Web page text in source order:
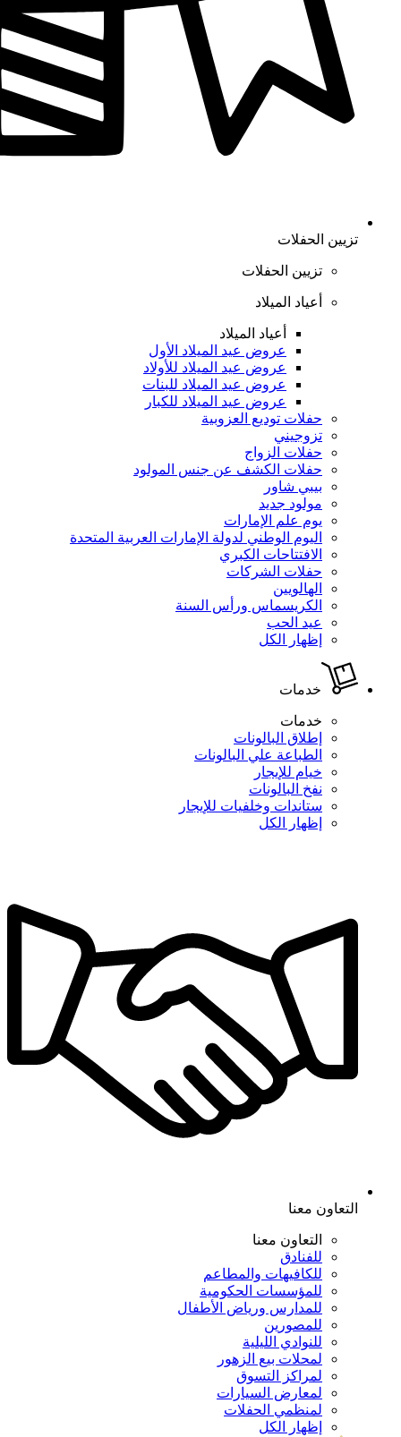
تزيين الحفلات
تزيين الحفلات
أعياد الميلاد
أعياد الميلاد
عروض عيد الميلاد الأول
عروض عيد الميلاد للأولاد
عروض عيد الميلاد للبنات
عروض عيد الميلاد للكبار
حفلات توديع العزوبية
تزوجيني
حفلات الزواج
حفلات الكشف عن جنس المولود
بيبي شاور
مولود جديد
يوم علم الإمارات
اليوم الوطني لدولة الإمارات العربية المتحدة
الافتتاحات الكبري
حفلات الشركات
الهالويين
الكريسماس ورأس السنة
عيد الحب
إظهار الكل
خدمات
خدمات
إطلاق البالونات
الطباعة علي البالونات
خيام للإيجار
نفخ البالونات
ستاندات وخلفيات للإيجار
إظهار الكل
التعاون معنا
التعاون معنا
للفنادق
للكافيهات والمطاعم
للمؤسسات الحكومية
للمدارس ورياض الأطفال
للمصورين
للنوادي الليلية
لمحلات بيع الزهور
لمراكز التسوق
لمعارض السيارات
لمنظمي الحفلات
إظهار الكل